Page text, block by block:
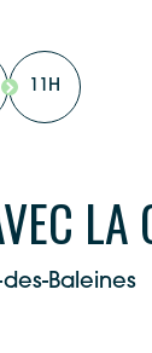
11H
LA
Baleines